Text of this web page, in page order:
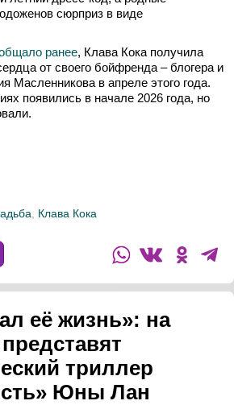
сюрприз в виде
ранее, Клава Кока получила
от своего бойфренда – блогера и
Масленникова в апреле этого года.
появились в начале 2026 года, но
Клава Кока
её жизнь»: на
триллер
Юны Лан